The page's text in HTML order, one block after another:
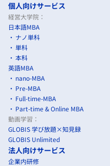
個人向けサービス
経営大学院：
日本語MBA
ナノ単科
単科
本科
英語MBA
nano-MBA
Pre-MBA
Full-time-MBA
Part-time & Online MBA
動画学習：
GLOBIS 学び放題×知見録
GLOBIS Unlimited
法人向けサービス
企業内研修